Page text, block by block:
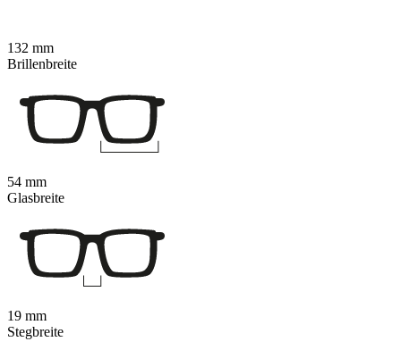
132 mm
Brillenbreite
54 mm
Glasbreite
19 mm
Stegbreite